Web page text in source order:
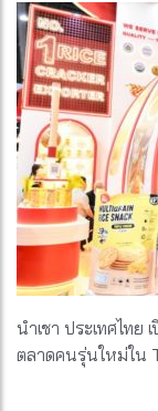
นำเชา ประเทศไท
ตลาดคนรุ่นใหม่ใน